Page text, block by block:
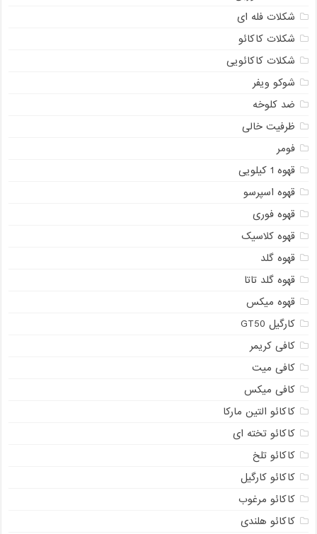
شکلات فله ای
شکلات کاکائو
شکلات کاکائویی
شوکو ویفر
ضد کلوخه
ظرفیت خالی
فومر
قهوه 1 کیلویی
قهوه اسپرسو
قهوه فوری
قهوه کلاسیک
قهوه گلد
قهوه گلد تاتا
قهوه میکس
کارگیل GT50
کافی کریمر
کافی میت
کافی میکس
کاکائو التین مارکا
کاکائو تخته ای
کاکائو تلخ
کاکائو کارگیل
کاکائو مرغوب
کاکائو هلندی